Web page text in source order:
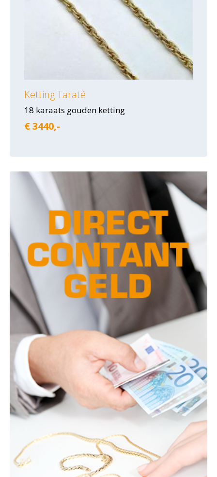
Ketting Taraté
18 karaats gouden ketting
€ 3440,-